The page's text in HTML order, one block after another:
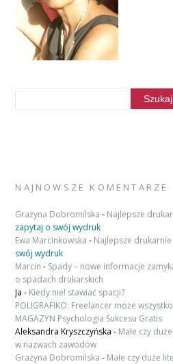
NAJNOWSZE KOMENTARZE
Grażyna Dobromilska - Najlepsze
zapytaj o swój wydruk
Ewa Marcinkowska - Najlepsze
swój wydruk
Marcin - Spady – nowe informacje
o spadach drukarskich
Ja - Kiedy nie! stawiać spacji?
POLIGRAFIKO: Freelancer może
MAGAZYN Psychologia Sukcesu Gratis
Aleksandra Kryszczyńska - Małe czy
w nazwach zawodów
Grażyna Dobromilska - Małe czy duże